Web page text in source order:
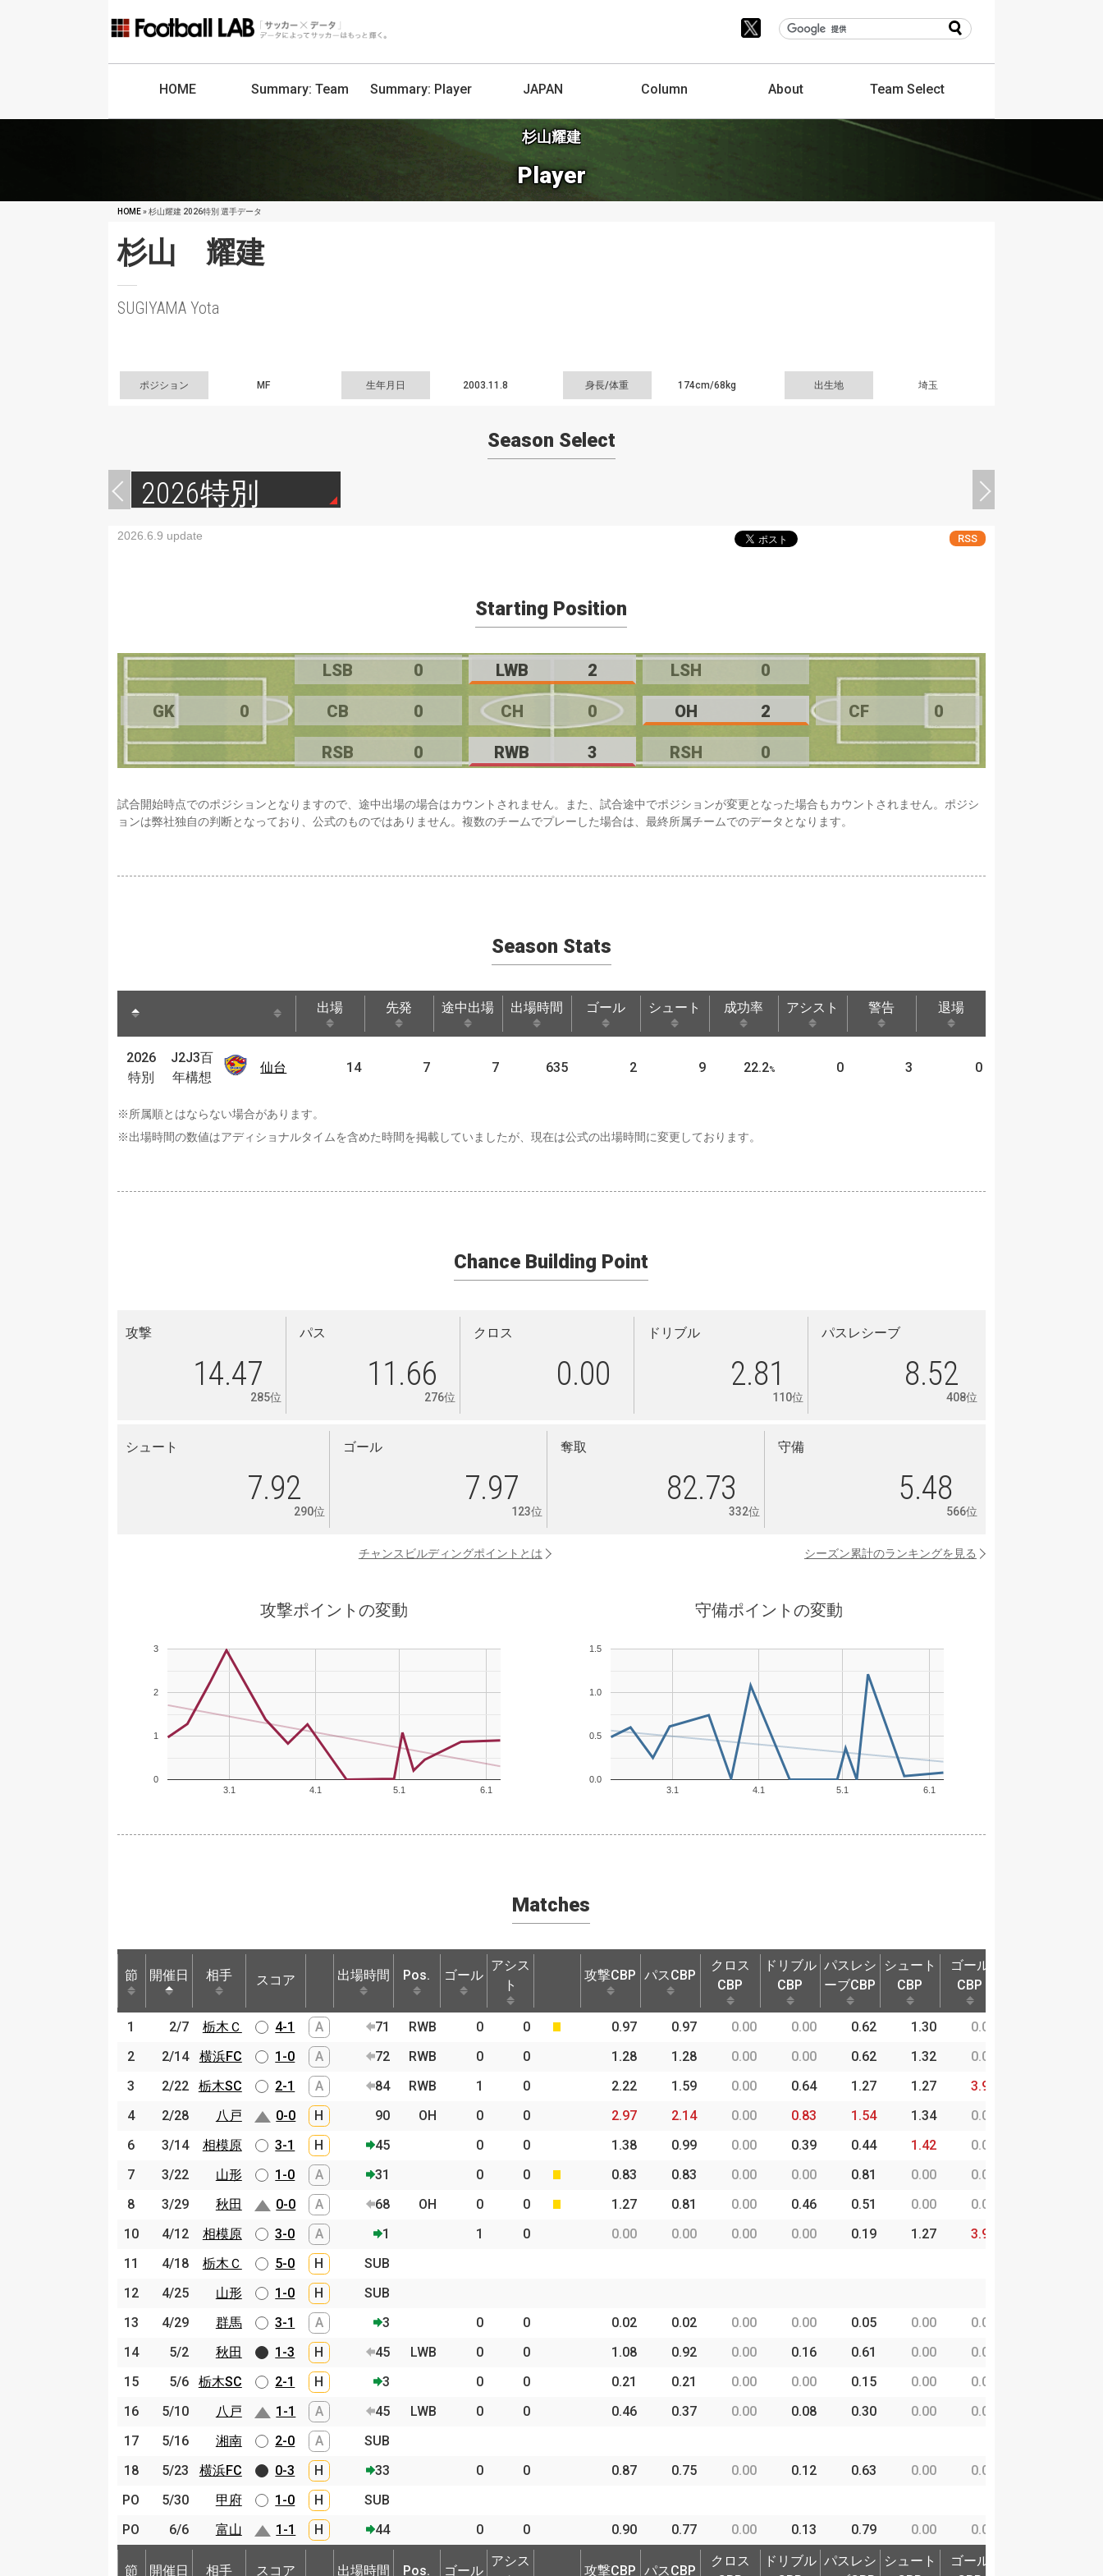
HOME Summary: Team Summary: Player JAPAN Column About TeamSelect
杉山耀建
Player
HOME» 杉山耀建 2026特別 選手データ
杉山 耀建
SUGIYAMA Yota
ポジション MF 生年月日 2003.11.8 身長/体重 174cm/68kg 出生地 埼玉
Season Select
2026特別
2026.6.9 update RSS
Starting Position
LSB 0 LWB 2 LSH 0
GK 0 CB 0 CH 0 OH 2 CF 0
RSB 0 RWB 3 RSH 0
試合開始時点でのポジションとなりますので、途中出場の場合はカウントされません。また、試合途中でポジションが変更となった場合もカウントされません。ポジシ
ョンは弊社独自の判断となっており、公式のものではありません。複数のチームでプレーした場合は、最終所属チームでのデータとなります。
Season Stats
出場 先発 途中出場 出場時間 ゴール シュート 成功率 アシスト 警告 退場
2026
特別
百年
構想
仙台 14 7 7 635 2 9 22.2% 0 3 0
2026
特別
J2J3百
年構想
仙台
※所属順とはならない場合があります。
※出場時間の数値はアディショナルタイムを含めた時間を掲載していましたが、現在は公式の出場時間に変更しております。
Chance Building Point
攻撃
14.47
285位
パス
11.66
276位
クロス
0.00
ドリブル
2.81
110位
パスレシーブ
8.52
408位
シュート
7.92
290位
ゴール
7.97
123位
奪取
82.73
332位
守備
5.48
566位
チャンスビルディングポイントとは シーズン累計のランキングを見る
攻撃ポイントの変動
3.1 4.1 5.1 6.1
0
1
2
3
守備ポイントの変動
3.1 4.1 5.1 6.1
0.0
0.5
1.0
1.5
Matches
節 開催日 相手 スコア 出場時間 Pos. ゴール
アシス
ト
攻撃CBP パスCBP
クロス
CBP
ドリブル
CBP
パスレシ
ーブCBP
シュート
CBP
ゴール
CBP
節 開催日 相手 スコア 出場時間 Pos. ゴール
アシス
攻撃CBP パスCBP
クロス
ドリブル
パスレシ
シュート
ゴール
アシス
クロス
ドリブル
パスレシ
シュート
ゴール
1 2/7 栃木Ｃ 4-1 A 71 RWB 0 0 0.97 0.97 0.00 0.00 0.62 1.30 0.00
2
2/14 横浜FC 1-0 A 72 RWB 0 0 1.28 1.28 0.00 0.00 0.62 1.32 0.00
3
2/22 栃木SC 2-1 A 84 RWB 1 0 2.22 1.59 0.00 0.64 1.27 1.27 3.99
4
2/28 八戸 0-0 H 90 OH 0 0 2.97 2.14 0.00 0.83 1.54 1.34 0.00
6
3/14 相模原 3-1 H 45 0 0 1.38 0.99 0.00 0.39 0.44 1.42 0.00
7
3/22 山形 1-0 A 31 0 0 0.83 0.83 0.00 0.00 0.81 0.00 0.00
8
3/29 秋田 0-0 A 68 OH 0 0 1.27 0.81 0.00 0.46 0.51 0.00 0.00
10
4/12 相模原 3-0 A 1 1 0 0.00 0.00 0.00 0.00 0.19 1.27 3.99
11
4/18 栃木Ｃ 5-0 H
SUB
12
4/25 山形 1-0 H
SUB
13
4/29 群馬 3-1 A 3 0 0 0.02 0.02 0.00 0.00 0.05 0.00 0.00
14
5/2 秋田 1-3 H 45 LWB 0 0 1.08 0.92 0.00 0.16 0.61 0.00 0.00
15
5/6 栃木SC 2-1 H 3 0 0 0.21 0.21 0.00 0.00 0.15 0.00 0.00
16
5/10 八戸 1-1 A 45 LWB 0 0 0.46 0.37 0.00 0.08 0.30 0.00 0.00
17
5/16 湘南 2-0 A
SUB
18
5/23 横浜FC 0-3 H 33 0 0 0.87 0.75 0.00 0.12 0.63 0.00 0.00
PO
5/30 甲府 1-0 H
SUB
PO
6/6 富山 1-1 H 44 0 0 0.90 0.77 0.00 0.13 0.79 0.00 0.00
節 開催日 相手 スコア 出場時間 Pos. ゴール
アシス
攻撃CBP パスCBP
クロス
ドリブル パスレシ
シュート
ゴール
節 開催日 相手
1 2/7
栃木Ｃ
2
2/14
横浜FC
3
2/22
栃木SC
4
2/28
八戸
6
3/14
相模原
7
3/22
山形
8
3/29
秋田
10
4/12
相模原
11
4/18
栃木Ｃ
12
4/25
山形
13
4/29
群馬
14
5/2
秋田
15
5/6
栃木SC
16
5/10
八戸
17
5/16
湘南
18
5/23
横浜FC
PO
5/30
甲府
PO
6/6 富山
節 開催日 相手